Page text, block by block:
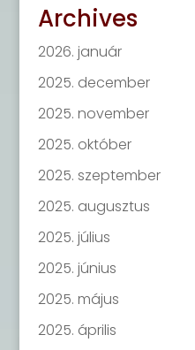
Archives
2026. január
2025. december
2025. november
2025. október
2025. szeptember
2025. augusztus
2025. július
2025. június
2025. május
2025. április